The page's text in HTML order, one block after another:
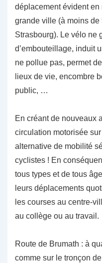
déplacement évident en
grande ville (à moins de
Strasbourg). Le vélo ne
d’embouteillage, induit
ne pollue pas, permet
lieux de vie, encombre
public, …
En créant de nouveaux
circulation motorisée
alternative de mobilité
cyclistes ! En
tous types et de tous
leurs déplacements
les courses au centre-
au collège ou au travail.
Route de Brumath : à
comme sur le tronçon